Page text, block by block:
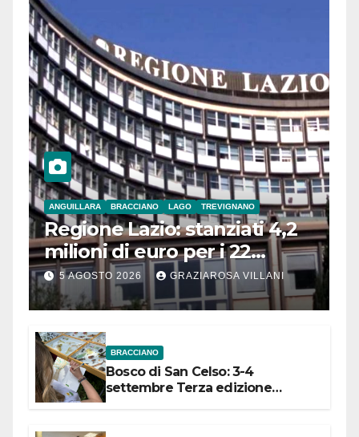
ANGUILLARA BRACCIANO LAGO TREVIGNANO
Regione Lazio: stanziati 4,2
milioni di euro per i 22
Comuni dell’Etruria
Meridionale
5 AGOSTO 2026 GRAZIAROSA VILLANI
BRACCIANO
Bosco di San Celso: 3-4
settembre Terza edizione